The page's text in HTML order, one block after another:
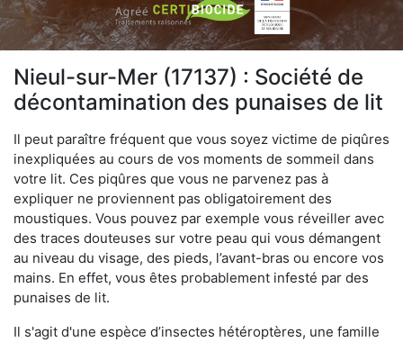
Nieul-sur-Mer (17137) : Société de
décontamination des punaises de lit
Il peut paraître fréquent que vous soyez victime de piqûres
inexpliquées au cours de vos moments de sommeil dans
votre lit. Ces piqûres que vous ne parvenez pas à
expliquer ne proviennent pas obligatoirement des
moustiques. Vous pouvez par exemple vous réveiller avec
des traces douteuses sur votre peau qui vous démangent
au niveau du visage, des pieds, l’avant-bras ou encore vos
mains. En effet, vous êtes probablement infesté par des
punaises de lit.
Il s'agit d'une espèce d’insectes hétéroptères, une famille